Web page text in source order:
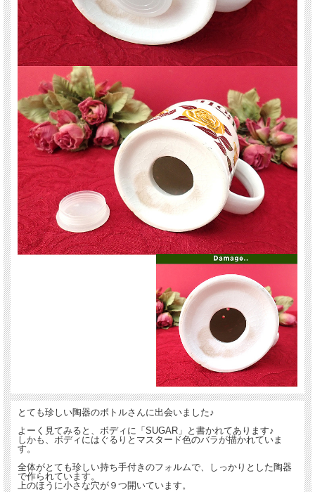
とても珍しい陶器のボトルさんに出会いました♪
よーく見てみると、ボディに「SUGAR」と書かれてあります♪
しかも、ボディにはぐるりとマスタード色のバラが描かれていま
す。
全体がとても珍しい持ち手付きのフォルムで、しっかりとした陶器
で作られています。
上のほうに小さな穴が９つ開いています。